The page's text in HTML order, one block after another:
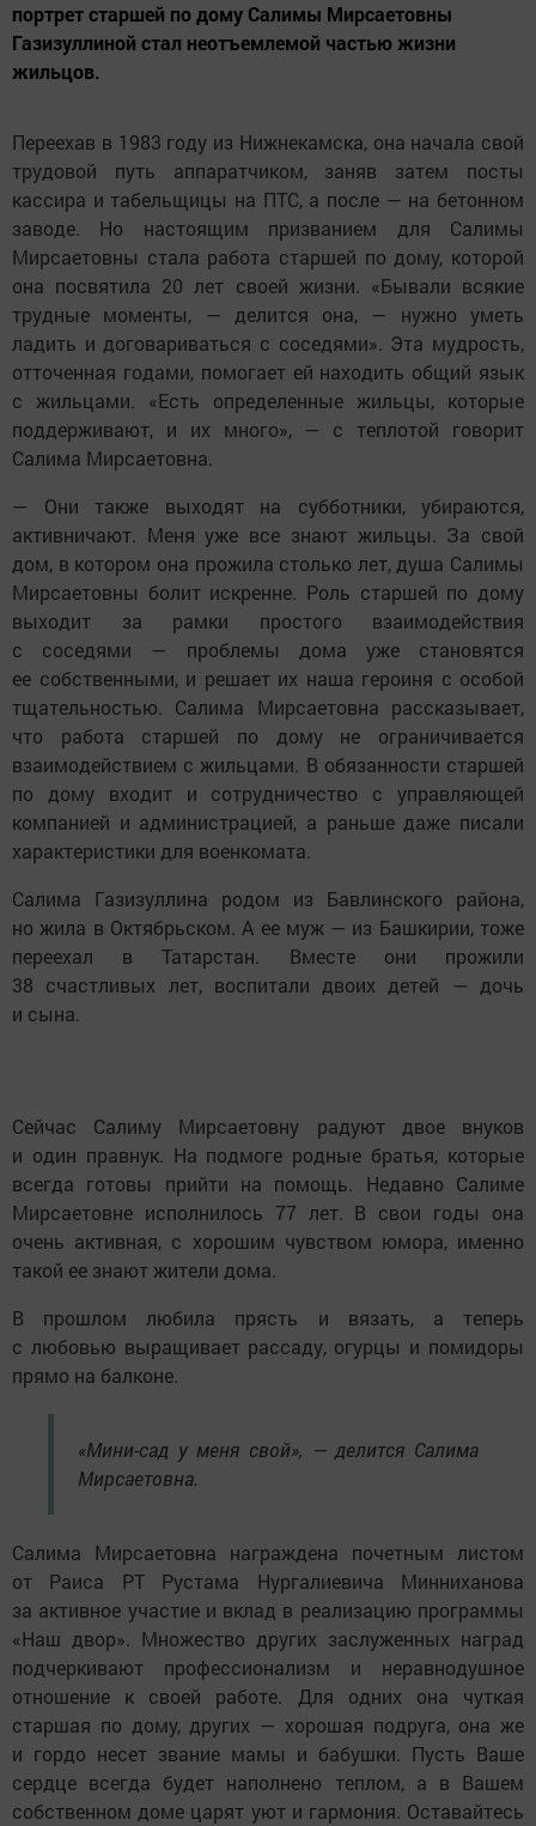
портрет старшей по дому Салимы Мирсаетовны
Газизуллиной стал неотъемлемой частью жизни
жильцов.
Переехав в 1983 году из Нижнекамска, она начала свой
трудовой путь аппаратчиком, заняв затем посты
кассира и табельщицы на ПТС, а после — на бетонном
заводе. Но настоящим призванием для Салимы
Мирсаетовны стала работа старшей по дому, которой
она посвятила 20 лет своей жизни. «Бывали всякие
трудные моменты, — делится она, — нужно уметь
ладить и договариваться с соседями». Эта мудрость,
отточенная годами, помогает ей находить общий язык
с жильцами. «Есть определенные жильцы, которые
поддерживают, и их много», — с теплотой говорит
Салима Мирсаетовна.
— Они также выходят на субботники, убираются,
активничают. Меня уже все знают жильцы. За свой
дом, в котором она прожила столько лет, душа Салимы
Мирсаетовны болит искренне. Роль старшей по дому
выходит за рамки простого взаимодействия
с соседями — проблемы дома уже становятся
ее собственными, и решает их наша героиня с особой
тщательностью. Салима Мирсаетовна рассказывает,
что работа старшей по дому не ограничивается
взаимодействием с жильцами. В обязанности старшей
по дому входит и сотрудничество с управляющей
компанией и администрацией, а раньше даже писали
характеристики для военкомата.
Салима Газизуллина родом из Бавлинского района,
но жила в Октябрьском. А ее муж — из Башкирии, тоже
переехал в Татарстан. Вместе они прожили
38 счастливых лет, воспитали двоих детей — дочь
и сына.
Сейчас Салиму Мирсаетовну радуют двое внуков
и один правнук. На подмоге родные братья, которые
всегда готовы прийти на помощь. Недавно Салиме
Мирсаетовне исполнилось 77 лет. В свои годы она
очень активная, с хорошим чувством юмора, именно
такой ее знают жители дома.
В прошлом любила прясть и вязать, а теперь
с любовью выращивает рассаду, огурцы и помидоры
прямо на балконе.
«Мини-сад у меня свой», — делится Салима
Мирсаетовна.
Салима Мирсаетовна награждена почетным листом
от Раиса РТ Рустама Нургалиевича Минниханова
за активное участие и вклад в реализацию программы
«Наш двор». Множество других заслуженных наград
подчеркивают профессионализм и неравнодушное
отношение к своей работе. Для одних она чуткая
старшая по дому, других — хорошая подруга, она же
и гордо несет звание мамы и бабушки. Пусть Ваше
сердце всегда будет наполнено теплом, а в Вашем
собственном доме царят уют и гармония. Оставайтесь